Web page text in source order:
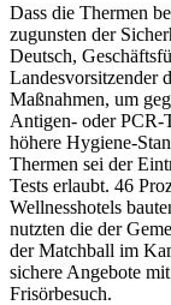
Dass die Thermen
zugunsten der
Deutsch,
Landesvorsitzender
Maßnahmen, um
Antigen- oder PCR-
höhere Hygiene-
Thermen sei der
Tests erlaubt. 46
Wellnesshotels
nutzten die der
der Matchball im
sichere Angebote
Frisörbesuch.